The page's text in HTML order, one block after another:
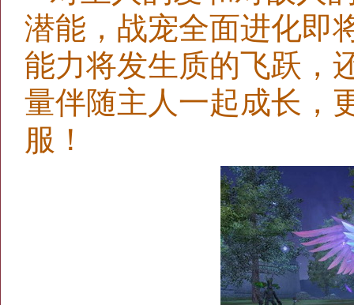
潜能，战宠全面进化即
能力将发生质的飞跃，
量伴随主人一起成长，
服！